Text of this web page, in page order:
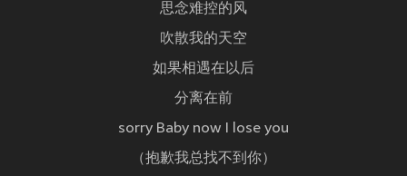
思念难控的风
吹散我的天空
如果相遇在以后
分离在前
sorry Baby now I lose you
（抱歉我总找不到你）